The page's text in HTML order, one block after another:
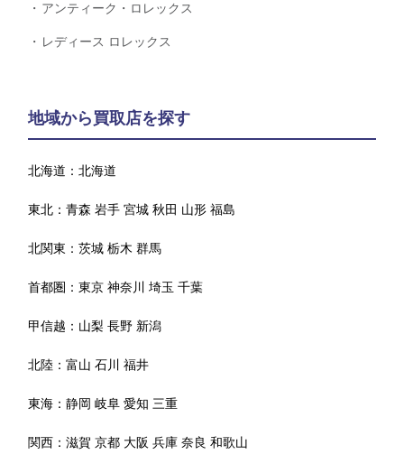
アンティーク・ロレックス
レディース ロレックス
地域から買取店を探す
北海道：北海道
東北：青森 岩手 宮城 秋田 山形 福島
北関東：茨城 栃木 群馬
首都圏：東京 神奈川 埼玉 千葉
甲信越： 山梨 長野 新潟
北陸：富山 石川 福井
東海：静岡 岐阜 愛知 三重
関西：滋賀 京都 大阪 兵庫 奈良 和歌山